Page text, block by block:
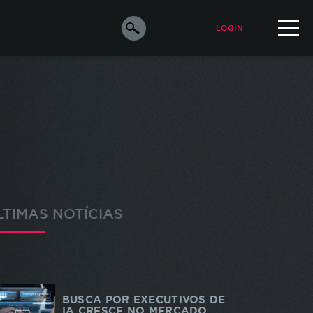
LOGIN
NOTÍCIAS
BUSCA POR EXECUTIVOS DE
IA CRESCE NO MERCADO